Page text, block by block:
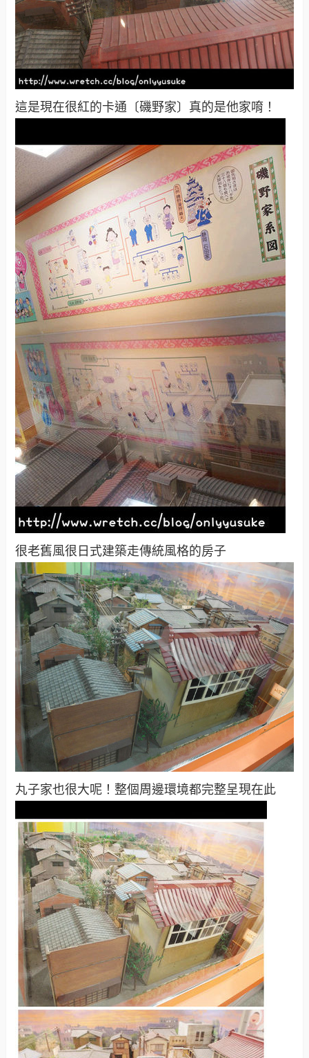
這是現在很紅的卡通〔磯野家〕真的是他家唷！
很老舊風很日式建築走傳統風格的房子
丸子家也很大呢！整個周邊環境都完整呈現在此